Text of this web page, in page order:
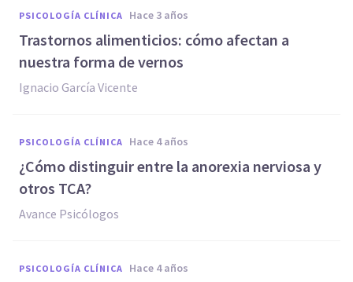
PSICOLOGÍA CLÍNICA hace 3 años
Trastornos alimenticios: cómo afectan a
nuestra forma de vernos
Ignacio García Vicente
PSICOLOGÍA CLÍNICA hace 4 años
¿Cómo distinguir entre la anorexia nerviosa y
otros TCA?
Avance Psicólogos
PSICOLOGÍA CLÍNICA hace 4 años